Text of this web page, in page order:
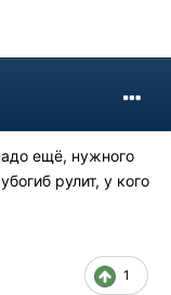
ещё, нужного
рулит, у кого
1